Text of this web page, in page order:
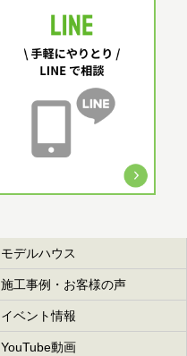
モデルハウス
施工事例・お客様の声
イベント情報
YouTube動画